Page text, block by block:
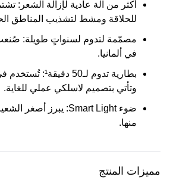
أكثر من آلة عادية لإزالة الشعر:
للحلاقة ومشط لتشذيب المناطق
مصمّمة لتدوم لسنواتٍ طويلة:
في ألمانيا.
بطارية تدوم لـ50 دقيقة¹:
تُستخدم
وتأتي بتصميم لاسلكي عملي للغاية.
ضوء Smart Light:
يبرز أصغر
منها.
مميزات المنتج